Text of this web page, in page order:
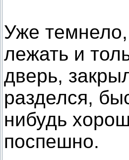
Уже
лежать и
дверь,
разделся,
нибудь
поспешно.